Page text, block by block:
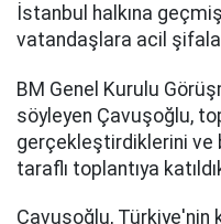
İstanbul halkına
vatandaşlara acil
BM Genel Kurulu
söyleyen Çavuşoğlu,
gerçekleştirdiklerini ve
taraflı toplantıya
Çavuşoğlu, Türkiye'nin